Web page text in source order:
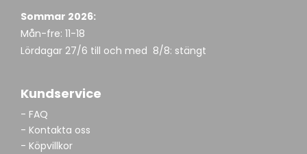
Sommar 2026:
Mån-fre: 11-18
Lördagar 27/6 till och med 8/8: stängt
Kundservice
- FAQ
- Kontakta oss
- Köpvillkor